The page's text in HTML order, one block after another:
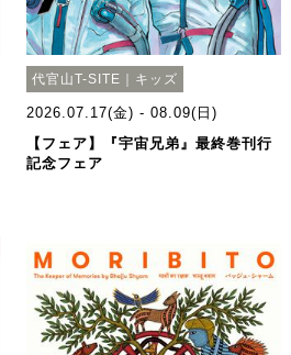
代官山T-SITE｜キッズ
2026.07.17(金) - 08.09(日)
【フェア】『宇宙兄弟』最終巻刊行
記念フェア